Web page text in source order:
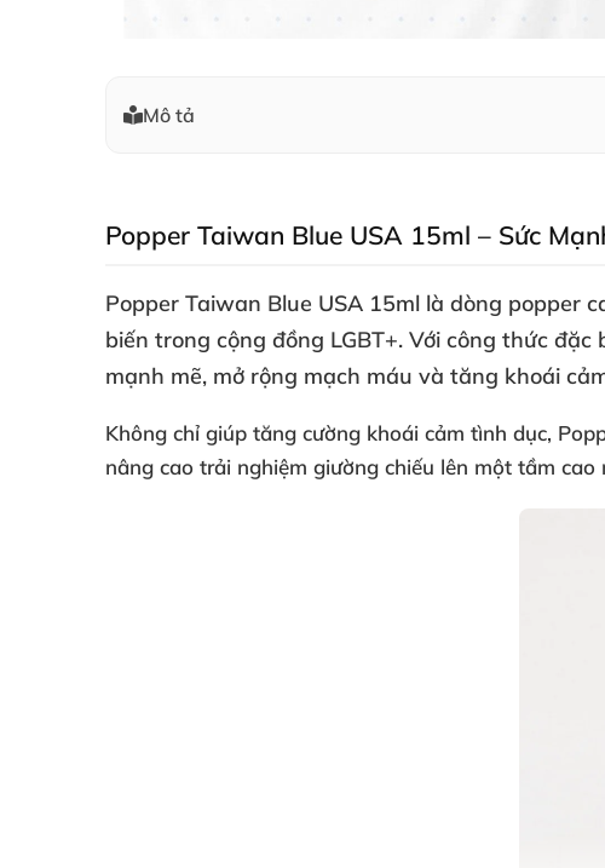
Mô tả
Popper Taiwan Blue USA 15ml – Sức
Popper Taiwan Blue USA 15ml là dòng popper
biến trong cộng đồng LGBT+. Với công thức đặc
mạnh mẽ, mở rộng mạch máu và tăng khoái
Không chỉ giúp tăng cường khoái cảm tình dục,
nâng cao trải nghiệm giường chiếu lên một tầm cao